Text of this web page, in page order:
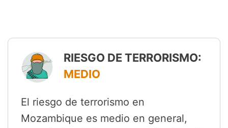
RIESGO DE TERRORISMO:
MEDIO
El riesgo de terrorismo en
Mozambique es medio en general,